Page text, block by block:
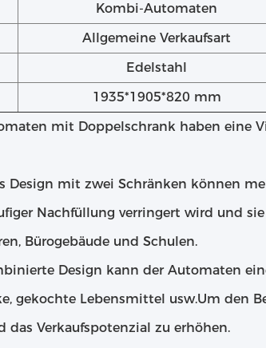
Kombi-Automaten
Allgemeine Verkaufsart
Edelstahl
1935*1905*820 mm
mit Doppelschrank haben eine
Design mit zwei Schränken können
Nachfüllung verringert wird und
Bürogebäude und Schulen.
Design kann der Automaten
gekochte Lebensmittel usw.Um den
das Verkaufspotenzial zu erhöhen.